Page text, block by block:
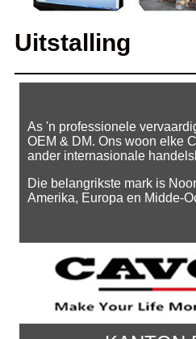
Uitstalling
As 'n professionele
OEM & DM. Ons woon elke
ander internasionale
Die belangrikste mark is
Amerika, Europa en Midde-